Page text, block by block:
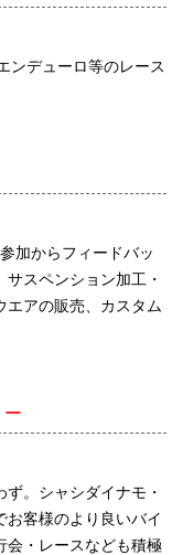
ンデューロ等のレース
加からフィードバッ
スペンション加工・
エアの販売、カスタム
。シャシダイナモ・
お客様のより良いバイ
会・レースなども積極